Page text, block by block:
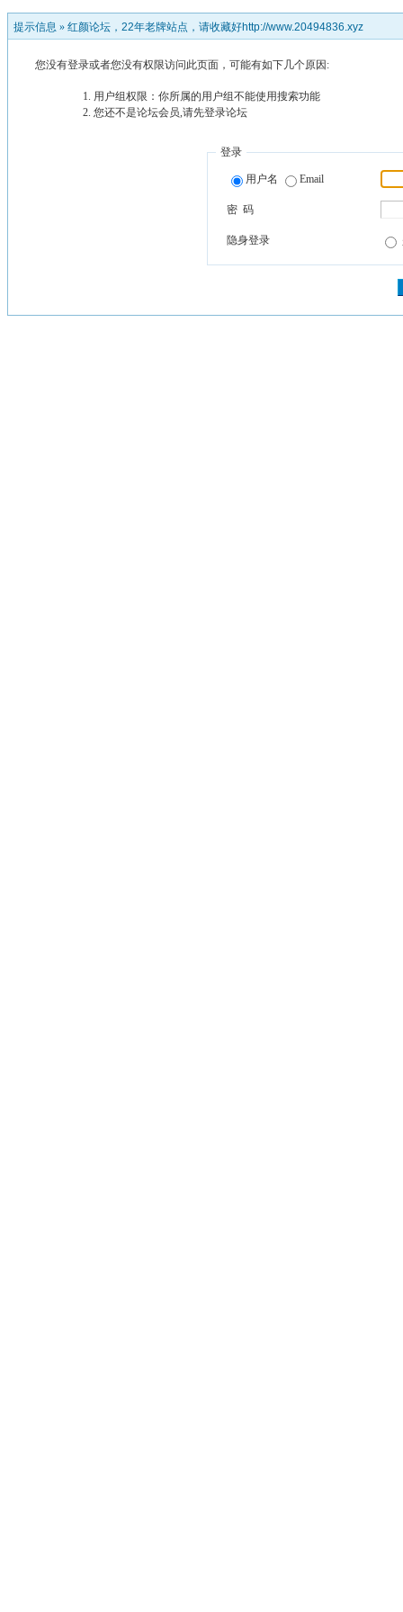
提示信息 » 红颜论坛，22年老牌站点，请收藏好http://www.20494836.xyz
您没有登录或者您没有权限访问此页面，可能有如下几个原因:
用户组权限：你所属的用户组不能使用搜索功能
您还不是论坛会员,请先登录论坛
登录
用户名 Email
密 码
隐身登录